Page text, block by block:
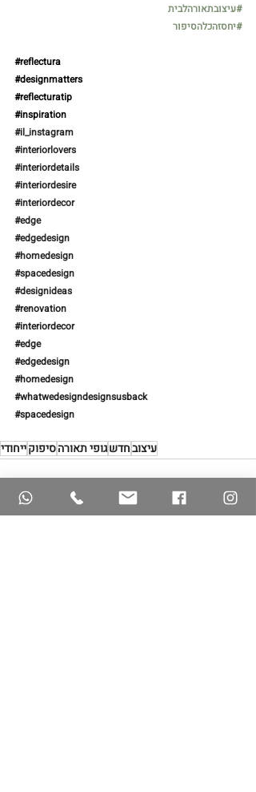
#עיצובתאורהלבית
#יחסזהכלהסיפור
#reflectura
#designmatters
#reflecturatip
#inspiration
#il_instagram
#interiorlovers
#interiordetails
#interiordesire
#interiordecor
#edge
#edgedesign
#homedesign
#spacedesign
#designideas
#renovation
#interiordecor⁠ ⁠
#edge
#edgedesign
#homedesign
#whatwedesigndesignsusback
#spacedesign
עיצובחדשגופי תאורהסיפוקייחודי